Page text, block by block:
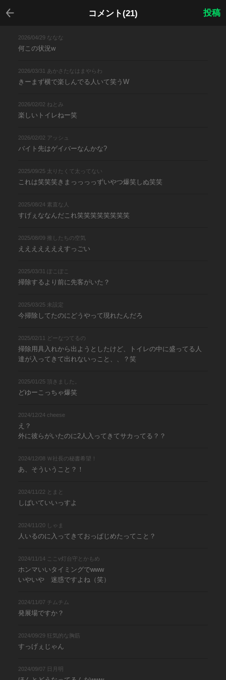
コメント(21)
戻る
投稿
2026/04/29 ななな
何この状況w
2026/03/31 あかさたなはまやらわ
きーまず横で楽しんでる人いて笑うW
2026/02/02 ねとみ
楽しいトイレねー笑
2026/02/02 アッシュ
バイト先はゲイバーなんかな?
2025/09/25 太りたくて太ってない
これは笑笑笑きまっっっっずいやつ爆笑しぬ笑笑
2025/08/24 素直な人
すげぇななんだこれ笑笑笑笑笑笑笑笑
2025/08/09 推したちの空気
えええええええすっごい
2025/03/31 ぽこぽこ
掃除するより前に先客がいた？
2025/03/25 未設定
今掃除してたのにどうやって現れたんだろ
2025/02/11 どーなつてるの
掃除用具入れから出ようとしたけど、トイレの中に盛ってる人
達が入ってきて出れないっこと、、？笑
2025/01/25 頂きました。
どゆーこっちゃ爆笑
2024/12/24 cheese
え？
外に彼らがいたのに2人入ってきてサカってる？？
2024/12/08 Ｗ社長の秘書希望！
あ、そういうこと？！
2024/11/22 とまと
しばいていいっすよ
2024/11/20 しゃま
人いるのに入ってきておっぱじめたってこと？
2024/11/14 ここv灯台守とかもめ
ホンマいいタイミングでwww
いやいや 迷惑ですよね（笑）
2024/11/07 チムチム
発展場ですか？
2024/09/29 狂気的な胸筋
すっげぇじゃん
2024/09/07 日月明